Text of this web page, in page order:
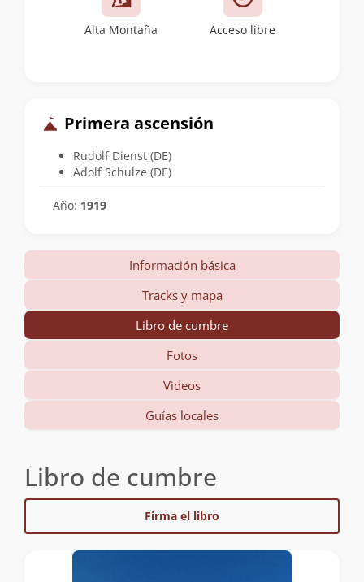
Alta Montaña Acceso libre
Primera ascensión
Rudolf Dienst (DE)
Adolf Schulze (DE)
Año: 1919
Información básica
Tracks y mapa
Libro de cumbre
Fotos
Videos
Guías locales
Libro de cumbre
Firma el libro